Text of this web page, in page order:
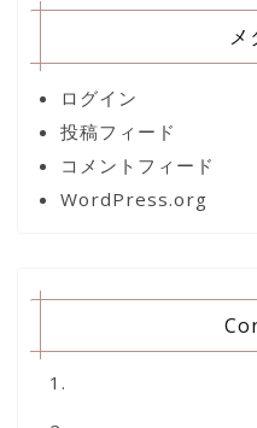
メ
ログイン
投稿フィード
コメントフィード
WordPress.org